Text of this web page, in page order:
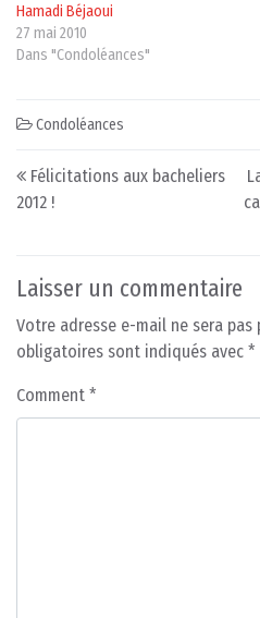
Hamadi Béjaoui
27 mai 2010
Dans "Condoléances"
Condoléances
Post navigation
Félicitations aux bacheliers
2012 !
Laisser un commentaire
Votre adresse e-mail ne sera pas
obligatoires sont indiqués avec *
Comment *